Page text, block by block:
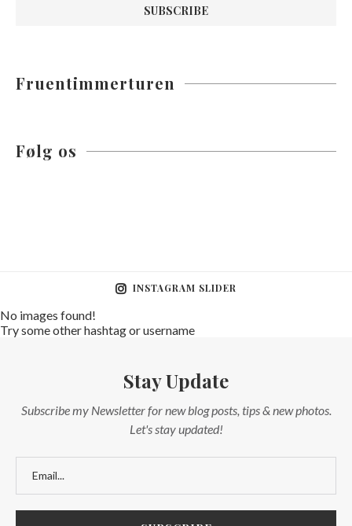
Fruentimmerturen
Følg os
INSTAGRAM SLIDER
No images found!
Try some other hashtag or username
Stay Update
Subscribe my Newsletter for new blog posts, tips & new photos.
Let's stay updated!